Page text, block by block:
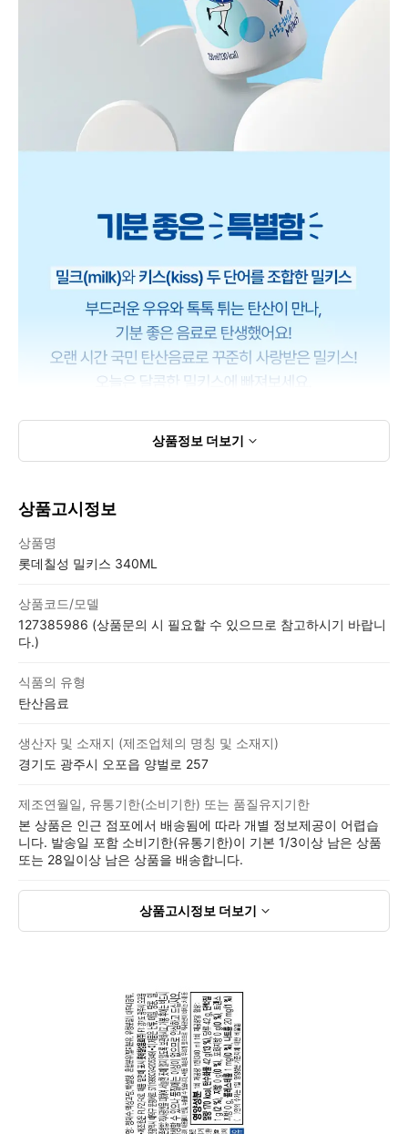
상품정보 더보기
상품고시정보
상품명
롯데칠성 밀키스 340ML
상품코드/모델
127385986 (상품문의 시 필요할 수 있으므로 참고하시기 바랍니
다.)
식품의 유형
탄산음료
생산자 및 소재지 (제조업체의 명칭 및 소재지)
경기도 광주시 오포읍 양벌로 257
제조연월일, 유통기한(소비기한) 또는 품질유지기한
본 상품은 인근 점포에서 배송됨에 따라 개별 정보제공이 어렵습
니다. 발송일 포함 소비기한(유통기한)이 기본 1/3이상 남은 상품
또는 28일이상 남은 상품을 배송합니다.
상품고시정보 더보기